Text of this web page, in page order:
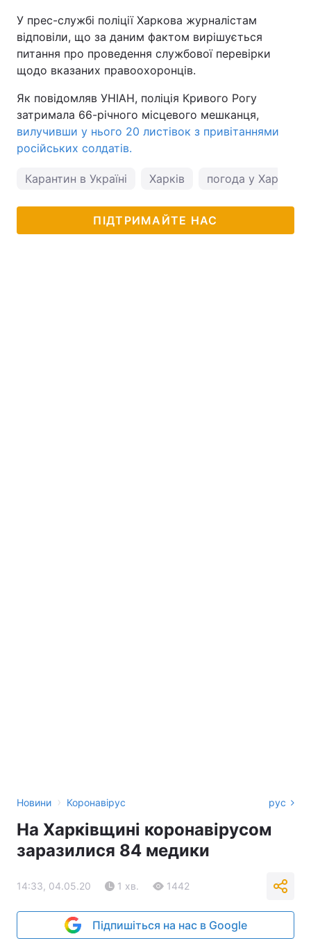
У прес-службі поліції Харкова журналістам
відповіли, що за даним фактом вирішується
питання про проведення службової перевірки
щодо вказаних правоохоронців.
Як повідомляв УНІАН, поліція Кривого Рогу
затримала 66-річного місцевого мешканця,
вилучивши у нього 20 листівок з привітаннями
російських солдатів.
Карантин в Україні Харків погода у Харкові
ПІДТРИМАЙТЕ НАС
Новини › Коронавірус рус
На Харківщині коронавірусом
заразилися 84 медики
14:33, 04.05.20 1 хв. 1442
Підпишіться на нас в Google